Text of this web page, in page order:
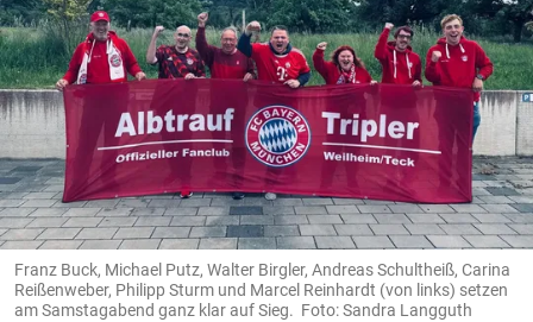
Franz Buck, Michael Putz, Walter Birgler, Andreas Schultheiß, Carina
Reißenweber, Philipp Sturm und Marcel Reinhardt (von links) setzen
am Samstagabend ganz klar auf Sieg. Foto: Sandra Langguth